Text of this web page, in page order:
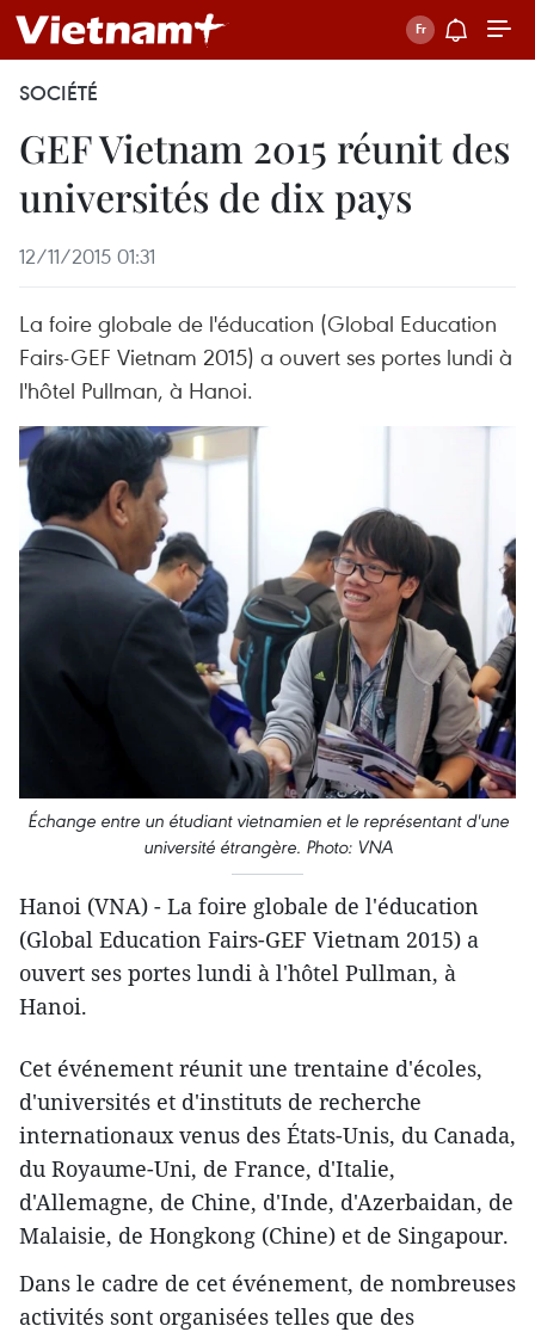
SOCIÉTÉ
GEF Vietnam 2015 réunit des
universités de dix pays
12/11/2015 01:31
La foire globale de l'éducation (Global Education
Fairs-GEF Vietnam 2015) a ouvert ses portes lundi à
l'hôtel Pullman, à Hanoi.
Échange entre un étudiant vietnamien et le représentant d'une
université étrangère. Photo: VNA
Hanoi (VNA) - La foire globale de l'éducation
(Global Education Fairs-GEF Vietnam 2015) a
ouvert ses portes lundi à l'hôtel Pullman, à
Hanoi.
Cet événement réunit une trentaine d'écoles,
d'universités et d'instituts de recherche
internationaux venus des États-Unis, du Canada,
du Royaume-Uni, de France, d'Italie,
d'Allemagne, de Chine, d'Inde, d'Azerbaidan, de
Malaisie, de Hongkong (Chine) et de Singapour.
Dans le cadre de cet événement, de nombreuses
activités sont organisées telles que des